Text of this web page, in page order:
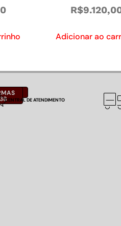
R$
Adicionar ao
38CENTRAL DE ATENDIMENTO